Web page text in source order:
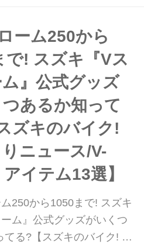
ローム800DE』ですが、
そうだし普通のツーリング
のかどうかちょっと心配で
ーム250から
で! スズキ『Vス
ム』公式グッズ
あるか知って
ズキのバイク!
ニュース/V-
イテム13選】
250から1050まで! スズキ
ーム』公式グッズがいくつ
てる?【スズキのバイク! の